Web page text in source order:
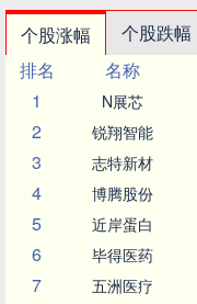
个股涨幅 个股跌幅
排名
名称
1
N展芯
2 锐翔智能
3 志特新材
4 博腾股份
5 近岸蛋白
6 毕得医药
7 五洲医疗